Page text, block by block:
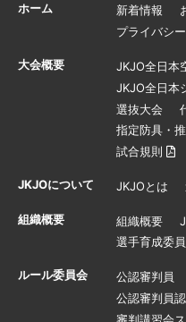
ホーム 新着情報
プライバシ
大会概要
JKJO全日本
JKJO全日本
選抜大会
指定防具・
試合規則
JKJOについて JKJOとは
組織概要 組織概要
選手育成委
ルール委員会 公認審判員
公認審判員